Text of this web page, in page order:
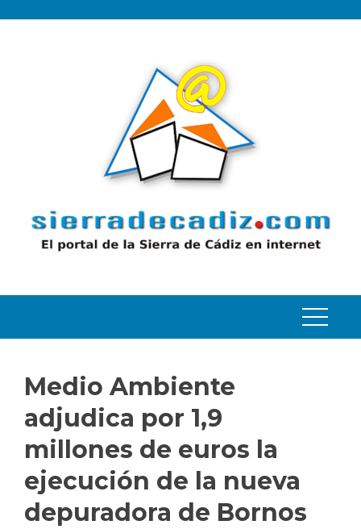
Medio Ambiente
adjudica por 1,9
millones de euros la
ejecución de la nueva
depuradora de Bornos